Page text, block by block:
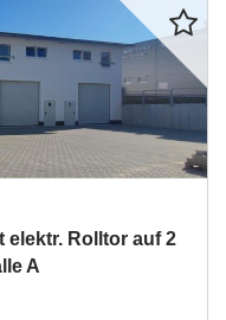
elektr. Rolltor auf 2
A